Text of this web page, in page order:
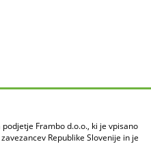
Frambo d.o.o., ki je vpisano
Republike Slovenije in je